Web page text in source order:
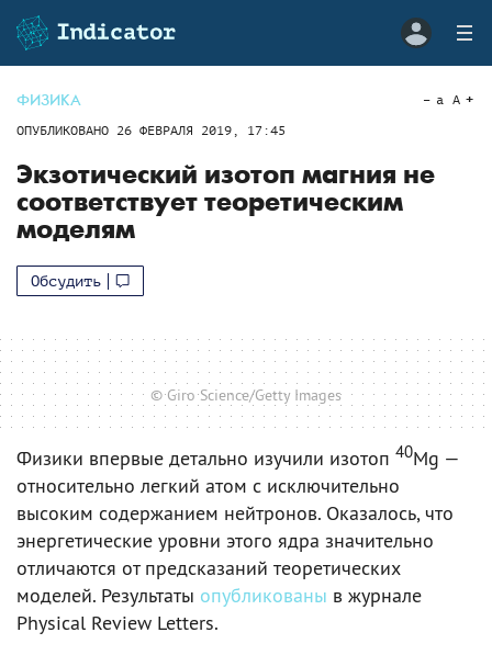
ФИЗИКА
ОПУБЛИКОВАНО 26 ФЕВРАЛЯ 2019, 17:45
a A
Экзотический изотоп магния не
соответствует теоретическим
моделям
Обсудить
© Giro Science/Getty Images
Физики впервые детально изучили изотоп 40Mg —
относительно легкий атом с исключительно
высоким содержанием нейтронов. Оказалось, что
энергетические уровни этого ядра значительно
отличаются от предсказаний теоретических
моделей. Результаты опубликованы в журнале
Physical Review Letters.